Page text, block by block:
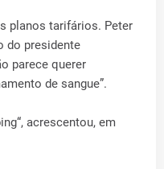
planos tarifários. Peter
do presidente
parece querer
de sangue”.
acrescentou, em